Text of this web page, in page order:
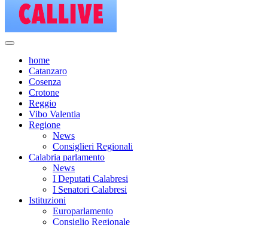
home
Catanzaro
Cosenza
Crotone
Reggio
Vibo Valentia
Regione
News
Consiglieri Regionali
Calabria parlamento
News
I Deputati Calabresi
I Senatori Calabresi
Istituzioni
Europarlamento
Consiglio Regionale